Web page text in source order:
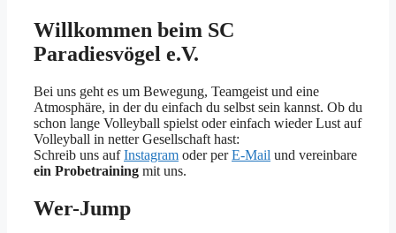
Willkommen beim SC
Paradiesvögel e.V.
Bei uns geht es um Bewegung, Teamgeist und eine
Atmosphäre, in der du einfach du selbst sein kannst. Ob du
schon lange Volleyball spielst oder einfach wieder Lust auf
Volleyball in netter Gesellschaft hast:
Schreib uns aufInstagram oder perE-Mail und vereinbare
ein Probetraining mit uns.
Wer-Jump